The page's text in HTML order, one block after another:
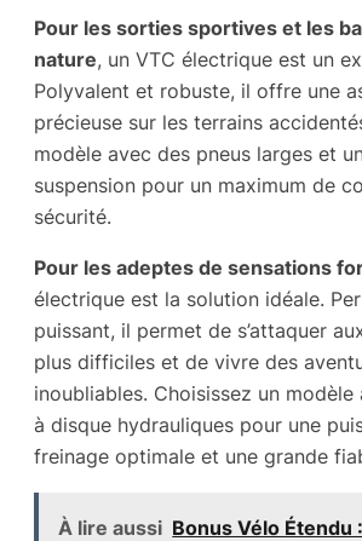
Pour les sorties sportives et les
nature, un VTC électrique est un
Polyvalent et robuste, il offre une
précieuse sur les terrains
modèle avec des pneus larges et
suspension pour un maximum de
sécurité.
Pour les adeptes de sensations
électrique est la solution idéale.
puissant, il permet de s’attaquer
plus difficiles et de vivre des
inoubliables. Choisissez un
à disque hydrauliques pour une
freinage optimale et une grande
À lire aussi Bonus Vélo Étendu